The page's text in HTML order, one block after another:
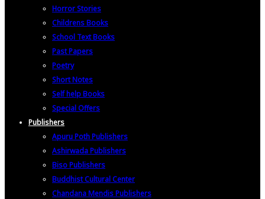
Horror Stories
Childrens Books
School Text Books
Past Papers
Poetry
Short Notes
Self help Books
Special Offers
Publishers
Apuru Poth Publishers
Ashirwada Publishers
Biso Publishers
Buddhist Cultural Center
Chandana Mendis Publishers